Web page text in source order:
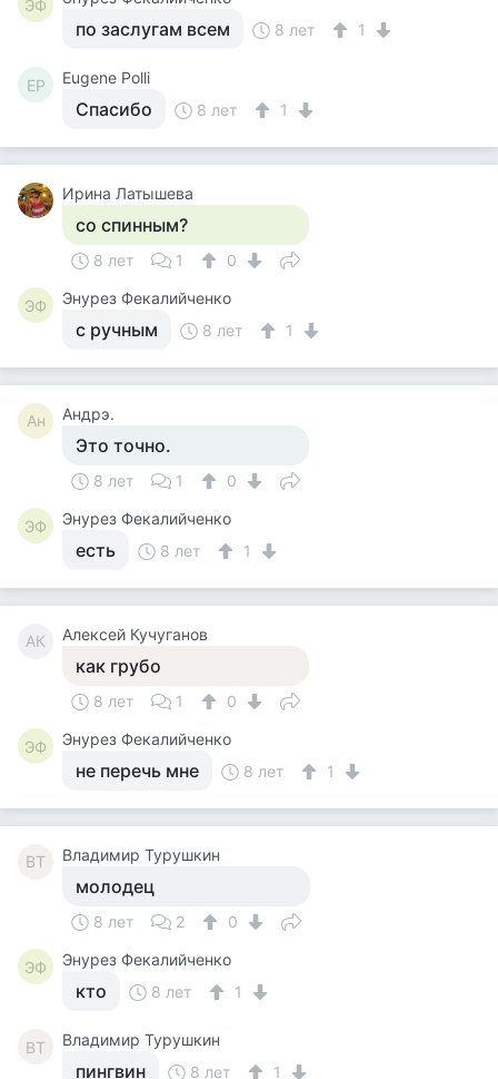
ЭФ
по заслугам всем 8 лет 1
EP Eugene Polli
Спасибо 8 лет 1
Ирина Латышева
со спинным?
8 лет 1 0
ЭФ Энурез Фекалийченко
с ручным 8 лет 1
Ан Андрэ.
Это точно.
8 лет 1 0
ЭФ Энурез Фекалийченко
есть 8 лет 1
АК Алексей Кучуганов
как грубо
8 лет 1 0
ЭФ Энурез Фекалийченко
не перечь мне 8 лет 1
ВТ Владимир Турушкин
молодец
8 лет 2 0
ЭФ Энурез Фекалийченко
кто 8 лет 1
ВТ Владимир Турушкин
пингвин 8 лет 1